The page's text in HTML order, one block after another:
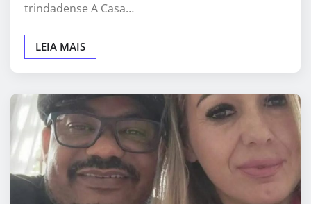
trindadense A Casa…
LEIA MAIS